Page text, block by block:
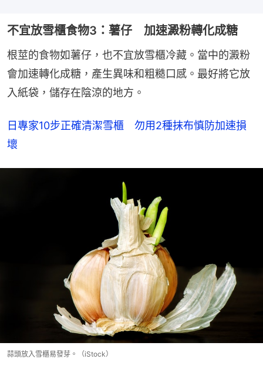
不宜放雪櫃食物3：薯仔 加速澱粉轉化成糖
根莖的食物如薯仔，也不宜放雪櫃冷藏。當中的澱粉
會加速轉化成糖，產生異味和粗糙口感。最好將它放
入紙袋，儲存在陰涼的地方。
日專家10步正確清潔雪櫃　勿用2種抹布慎防加速損
壞
蒜頭放入雪櫃易發芽。（iStock）